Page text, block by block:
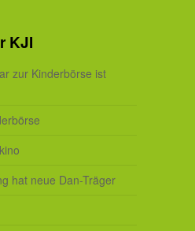
KJI
zur Kinderbörse ist
hat neue Dan-Träger